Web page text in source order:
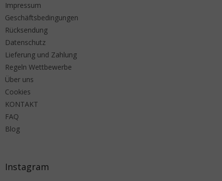
Impressum
Geschäftsbedingungen
Rücksendung
Datenschutz
Lieferung und Zahlung
Regeln Wettbewerbe
Über uns
Cookies
KONTAKT
FAQ
Blog
Instagram